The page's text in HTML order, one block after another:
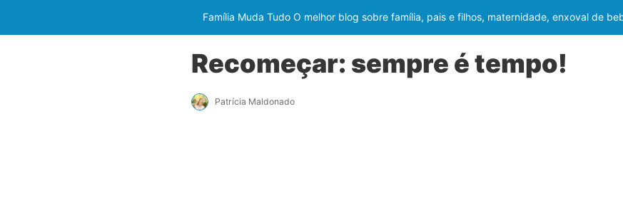
Família Muda Tudo O melhor blog sobre família, pais e filhos, maternidade, enxoval de
Recomeçar: sempre é tempo!
Patrícia Maldonado